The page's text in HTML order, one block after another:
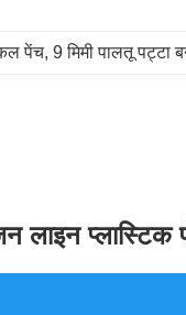
पेंच, 9 मिमी पालतू पट्टा
लाइन प्लास्टिक